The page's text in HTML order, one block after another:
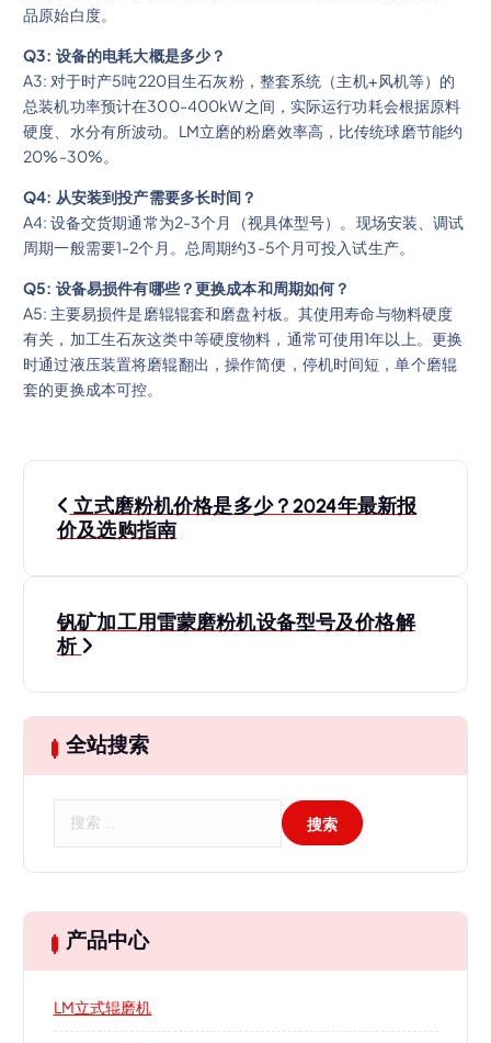
品原始白度。
Q3: 设备的电耗大概是多少？
A3: 对于时产5吨220目生石灰粉，整套系统（主机+风机等）的
总装机功率预计在300-400kW之间，实际运行功耗会根据原料
硬度、水分有所波动。LM立磨的粉磨效率高，比传统球磨节能约
20%-30%。
Q4: 从安装到投产需要多长时间？
A4: 设备交货期通常为2-3个月（视具体型号）。现场安装、调试
周期一般需要1-2个月。总周期约3-5个月可投入试生产。
Q5: 设备易损件有哪些？更换成本和周期如何？
A5: 主要易损件是磨辊辊套和磨盘衬板。其使用寿命与物料硬度
有关，加工生石灰这类中等硬度物料，通常可使用1年以上。更换
时通过液压装置将磨辊翻出，操作简便，停机时间短，单个磨辊
套的更换成本可控。
文
章
航
立式磨粉机价格是多少？2024年最新报
价及选购指南
钒矿加工用雷蒙磨粉机设备型号及价格解
析
全站搜索
产品中心
LM立式辊磨机